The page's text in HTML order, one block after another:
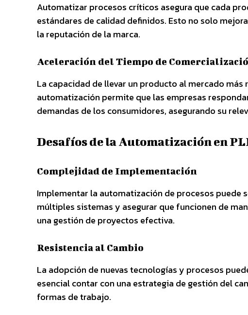
Automatizar procesos críticos asegura que cada
estándares de calidad definidos. Esto no solo
la reputación de la marca.
Aceleración del Tiempo de
La capacidad de llevar un producto al mercado
automatización permite que las empresas
demandas de los consumidores, asegurando su
Desafíos de la Automatización en
Complejidad de Implementación
Implementar la automatización de procesos puede
múltiples sistemas y asegurar que funcionen de
una gestión de proyectos efectiva.
Resistencia al Cambio
La adopción de nuevas tecnologías y procesos
esencial contar con una estrategia de gestión del
formas de trabajo.